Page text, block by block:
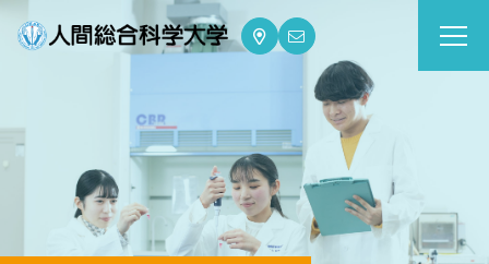
学部・大学院
Department